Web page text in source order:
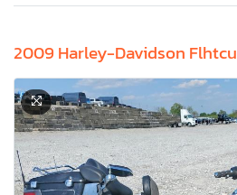
2009 Harley-Davidson Flhtcu